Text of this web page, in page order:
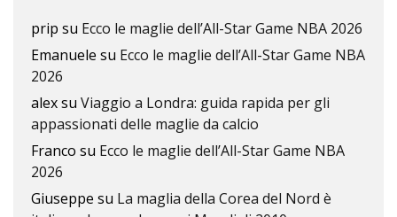
prip su Ecco le maglie dell’All-Star Game NBA 2026
Emanuele su Ecco le maglie dell’All-Star Game NBA
2026
alexsu Viaggio a Londra: guida rapida per gli
appassionati delle maglie da calcio
Franco su Ecco le maglie dell’All-Star Game NBA
2026
Giuseppe su La maglia della Corea del Nord è